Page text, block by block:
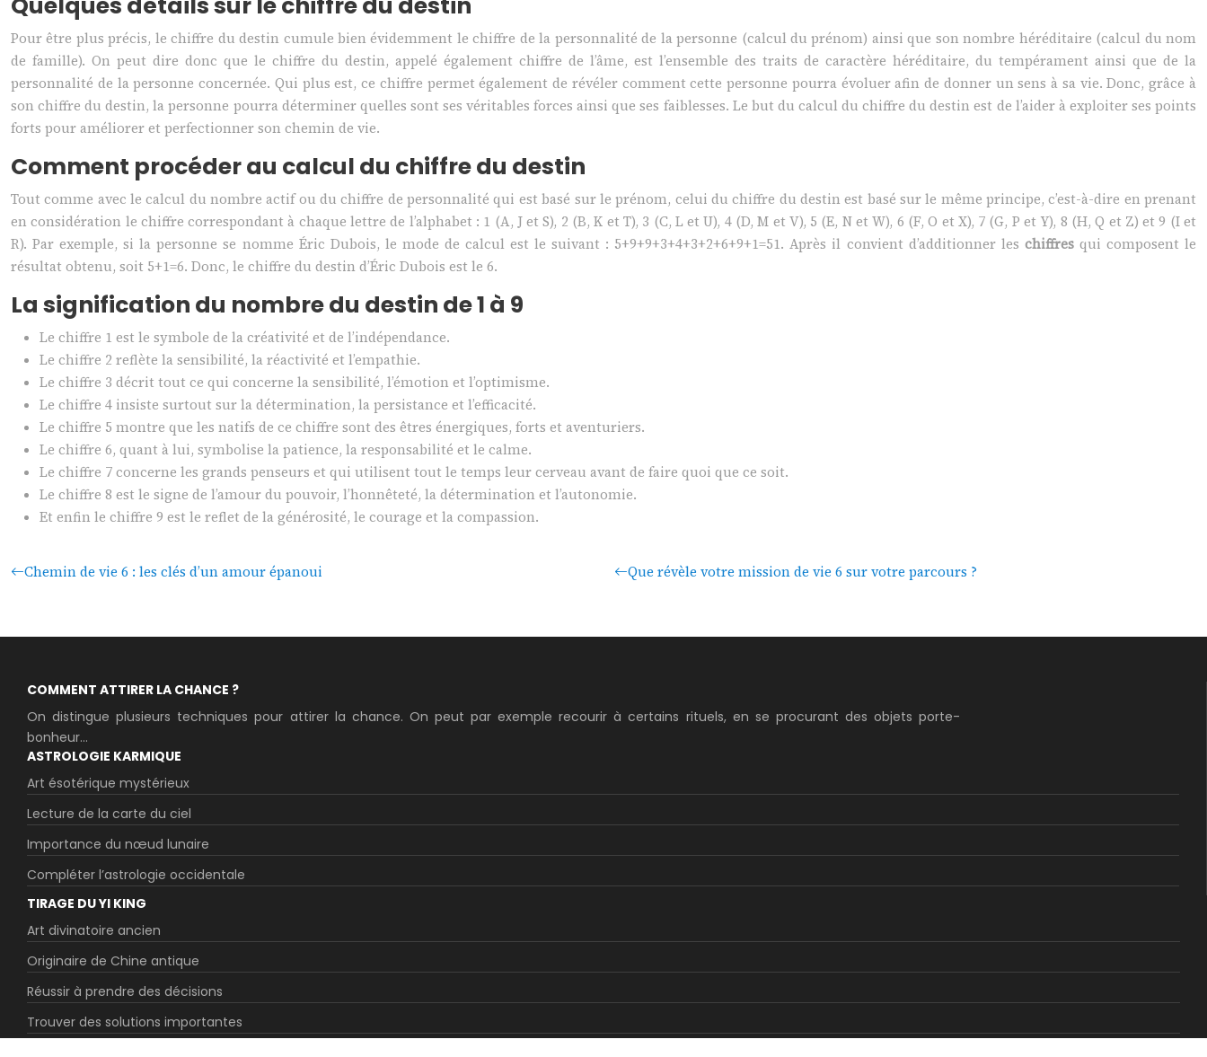
Pour être plus précis, le chiffre du destin cumule bien évidemment le chiffre de la personnalité de la personne (calcul du prénom) ainsi que son nombre héréditaire (calcul du nom
de famille). On peut dire donc que le chiffre du destin, appelé également chiffre de l’âme, est l’ensemble des traits de caractère héréditaire, du tempérament ainsi que de la
personnalité de la personne concernée. Qui plus est, ce chiffre permet également de révéler comment cette personne pourra évoluer afin de donner un sens à sa vie. Donc, grâce à
son chiffre du destin, la personne pourra déterminer quelles sont ses véritables forces ainsi que ses faiblesses. Le but du calcul du chiffre du destin est de l’aider à exploiter ses points
forts pour améliorer et perfectionner son chemin de vie.
Comment procéder au calcul du chiffre du destin
Tout comme avec le calcul du nombre actif ou du chiffre de personnalité qui est basé sur le prénom, celui du chiffre du destin est basé sur le même principe, c’est-à-dire en prenant
en considération le chiffre correspondant à chaque lettre de l’alphabet : 1 (A, J et S), 2 (B, K et T), 3 (C, L et U), 4 (D, M et V), 5 (E, N et W), 6 (F, O et X), 7 (G, P et Y), 8 (H, Q et Z) et 9 (I et
R). Par exemple, si la personne se nomme Éric Dubois, le mode de calcul est le suivant : 5+9+9+3+4+3+2+6+9+1=51. Après il convient d’additionner les chiffresqui composent le
résultat obtenu, soit 5+1=6. Donc, le chiffre du destin d’Éric Dubois est le 6.
La signification du nombre du destin de 1 à 9
Le chiffre 1 est le symbole de la créativité et de l’indépendance.
Le chiffre 2 reflète la sensibilité, la réactivité et l’empathie.
Le chiffre 3 décrit tout ce qui concerne la sensibilité, l’émotion et l’optimisme.
Le chiffre 4 insiste surtout sur la détermination, la persistance et l’efficacité.
Le chiffre 5 montre que les natifs de ce chiffre sont des êtres énergiques, forts et aventuriers.
Le chiffre 6, quant à lui, symbolise la patience, la responsabilité et le calme.
Le chiffre 7 concerne les grands penseurs et qui utilisent tout le temps leur cerveau avant de faire quoi que ce soit.
Le chiffre 8 est le signe de l’amour du pouvoir, l’honnêteté, la détermination et l’autonomie.
Et enfin le chiffre 9 est le reflet de la générosité, le courage et la compassion.
Chemin de vie 6 : les clés d’un amour épanoui Que révèle votre mission de vie 6 sur votre parcours ?
COMMENT ATTIRER LA CHANCE ?
On distingue plusieurs techniques pour attirer la chance. On peut par exemple recourir à certains rituels, en se procurant des objets porte-
bonheur...
ASTROLOGIE KARMIQUE
Art ésotérique mystérieux
Lecture de la carte du ciel
Importance du nœud lunaire
Compléter l’astrologie occidentale
TIRAGE DU YI KING
Art divinatoire ancien
Originaire de Chine antique
Réussir à prendre des décisions
Trouver des solutions importantes